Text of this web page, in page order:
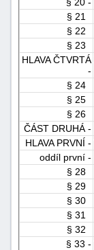
§ 21
§ 22
§ 23
HLAVA ČTVRTÁ
-
§ 24
§ 25
§ 26
ČÁST DRUHÁ -
HLAVA PRVNÍ -
oddíl první -
§ 28
§ 29
§ 30
§ 31
§ 32
§ 33 -